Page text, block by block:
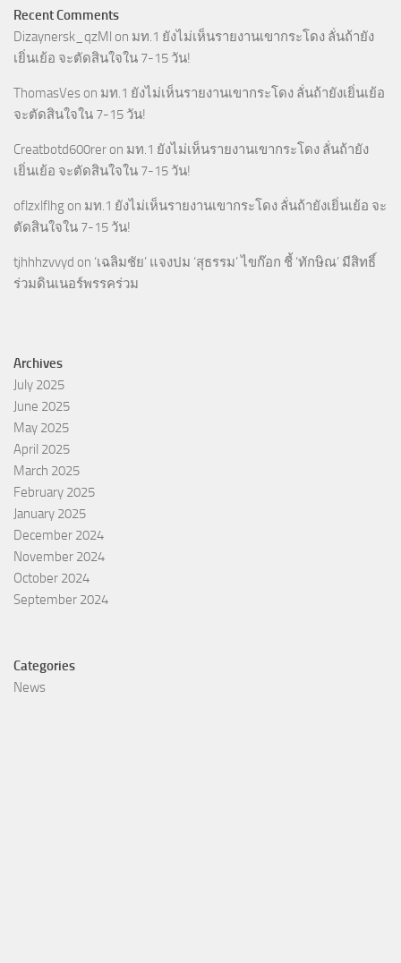
Recent Comments
Dizaynersk_qzMl on มท.1 ยังไม่เห็นรายงานเขากระโดง ลั่นถ้ายัง
เยิ่นเย้อ จะตัดสินใจใน 7-15 วัน!
ThomasVes on มท.1 ยังไม่เห็นรายงานเขากระโดง ลั่นถ้ายังเยิ่นเย้อ
จะตัดสินใจใน 7-15 วัน!
Creatbotd600rer on มท.1 ยังไม่เห็นรายงานเขากระโดง ลั่นถ้ายัง
เยิ่นเย้อ จะตัดสินใจใน 7-15 วัน!
oflzxlflhg on มท.1 ยังไม่เห็นรายงานเขากระโดง ลั่นถ้ายังเยิ่นเย้อ จะ
ตัดสินใจใน 7-15 วัน!
tjhhhzvvyd on ‘เฉลิมชัย’ แจงปม ‘สุธรรม’ ไขก๊อก ชี้ ‘ทักษิณ’ มีสิทธิ์
ร่วมดินเนอร์พรรคร่วม
Archives
July 2025
June 2025
May 2025
April 2025
March 2025
February 2025
January 2025
December 2024
November 2024
October 2024
September 2024
Categories
News